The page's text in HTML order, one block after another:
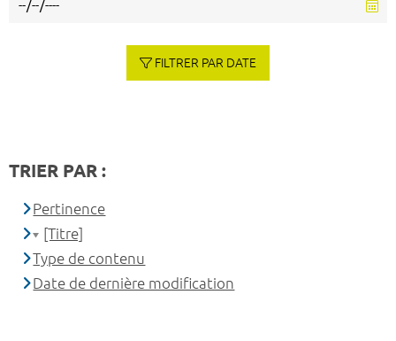
FILTRER PAR DATE
TRIER PAR :
Pertinence
[Titre]
Type de contenu
Date de dernière modification